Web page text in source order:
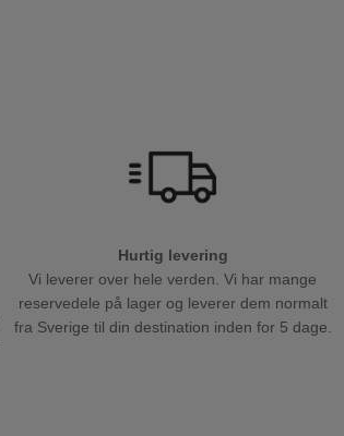
Hurtig levering
Vi leverer over hele verden. Vi har mange
reservedele på lager og leverer dem normalt
fra Sverige til din destination inden for 5 dage.